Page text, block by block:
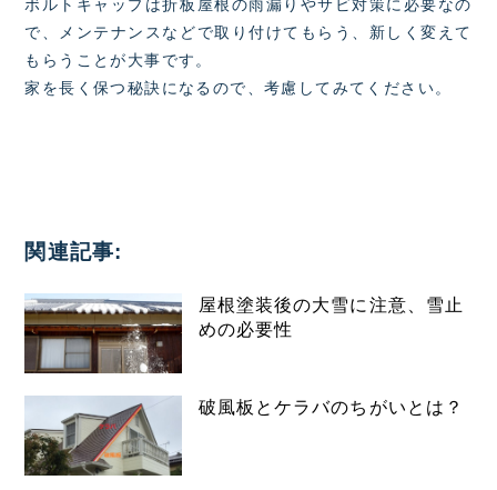
ボルトキャップは折板屋根の雨漏りやサビ対策に必要なの
で、メンテナンスなどで取り付けてもらう、新しく変えて
もらうことが大事です。
家を長く保つ秘訣になるので、考慮してみてください。
関連記事:
屋根塗装後の大雪に注意、雪止
めの必要性
破風板とケラバのちがいとは？